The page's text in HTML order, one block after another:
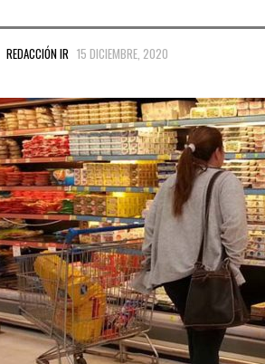
REDACCIÓN IR 15 DICIEMBRE, 2020